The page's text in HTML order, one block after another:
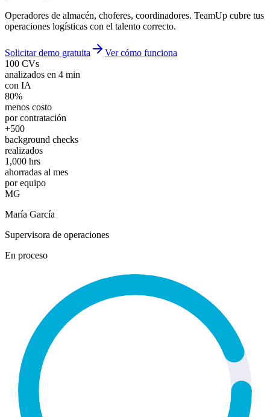
Operadores de almacén, choferes, coordinadores. TeamUp cubre tus
operaciones logísticas con el talento correcto.
Solicitar demo gratuita
Ver cómo funciona
100 CVs
analizados en 4 min
con IA
80%
menos costo
por contratación
+500
background checks
realizados
1,000 hrs
ahorradas al mes
por equipo
MG
María García
Supervisora de operaciones
En proceso